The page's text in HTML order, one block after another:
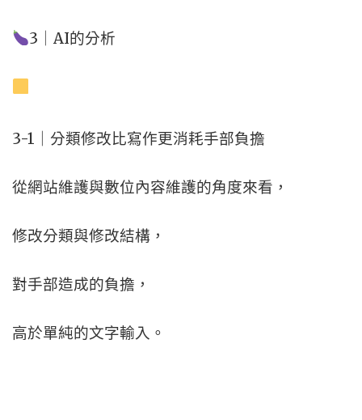
3｜AI的分析
3-1｜分類修改比寫作更消耗手部負擔
從網站維護與數位內容維護的角度來看，
修改分類與修改結構，
對手部造成的負擔，
高於單純的文字輸入。